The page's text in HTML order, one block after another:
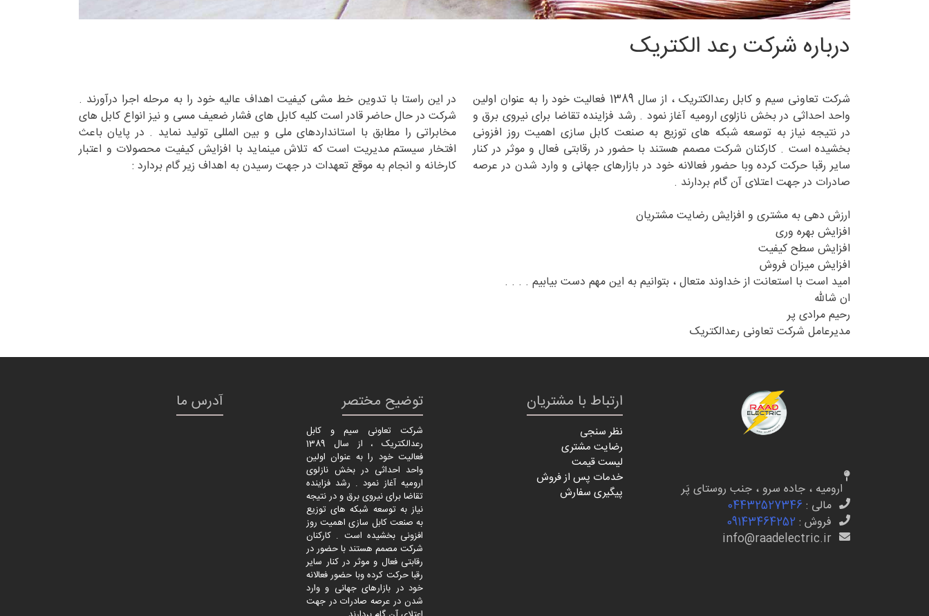
درباره شرکت رعد الکتریک
شرکت تعاونی سیم و کابل رعدالکتریک ، از سال 1389 فعالیت خود را به عنوان اولین
واحد احداثی در بخش نازلوی ارومیه آغاز نمود . رشد فزاینده تقاضا برای نیروی برق و
در نتیجه نیاز به توسعه شبکه های توزیع به صنعت کابل سازی اهمیت روز افزونی
بخشیده است . کارکنان شرکت مصمم هستند با حضور در رقابتی فعال و موثر در کنار
سایر رقبا حرکت کرده وبا حضور فعالانه خود در بازارهای جهانی و وارد شدن در عرصه
صادرات در جهت اعتلای آن گام بردارند .
در این راستا با تدوین خط مشی کیفیت اهداف عالیه خود را به مرحله اجرا درآورند .
شرکت در حال حاضر قادر است کلیه کابل های فشار ضعیف مسی و نیز انواع کابل های
مخابراتی را مطابق با استانداردهای ملی و بین المللی تولید نماید . در پایان باعث
افتخار سیستم مدیریت است که تلاش مینماید با افزایش کیفیت محصولات و اعتبار
کارخانه و انجام به موقع تعهدات در جهت رسیدن به اهداف زیر گام بردارد :
ارزش دهی به مشتری و افزایش رضایت مشتریان
افزایش بهره وری
افزایش سطح کیفیت
افزایش میزان فروش
امید است با استعانت از خداوند متعال ، بتوانیم به این مهم دست بیابیم . . . .
ان شالله
رحیم مرادی پر
مدیرعامل شرکت تعاونی رعدالکتریک
ارومیه ، جاده سرو ، جنب روستای پَر
مالی : 04432527346
فروش : 09143464252
info@raadelectric.ir
ارتباط با مشتریان
نظر سنجی
رضایت مشتری
لیست قیمت
خدمات پس از فروش
پیگیری سفارش
توضیح مختصر
شرکت تعاونی سیم و کابل
رعدالکتریک ، از سال 1389
فعالیت خود را به عنوان اولین
واحد احداثی در بخش نازلوی
ارومیه آغاز نمود . رشد فزاینده
تقاضا برای نیروی برق و در نتیجه
نیاز به توسعه شبکه های توزیع
به صنعت کابل سازی اهمیت روز
افزونی بخشیده است . کارکنان
شرکت مصمم هستند با حضور در
رقابتی فعال و موثر در کنار سایر
رقبا حرکت کرده وبا حضور فعالانه
خود در بازارهای جهانی و وارد
شدن در عرصه صادرات در جهت
آدرس ما